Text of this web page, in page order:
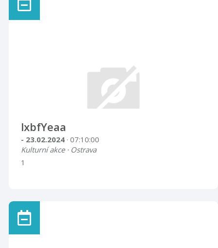
lxbfYeaa
- 23.02.2024 · 07:10:00
Kulturní akce · Ostrava
1